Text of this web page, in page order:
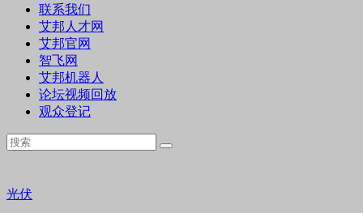
联系我们
艾邦人才网
艾邦官网
智飞网
艾邦机器人
论坛视频回放
观众登记
光伏